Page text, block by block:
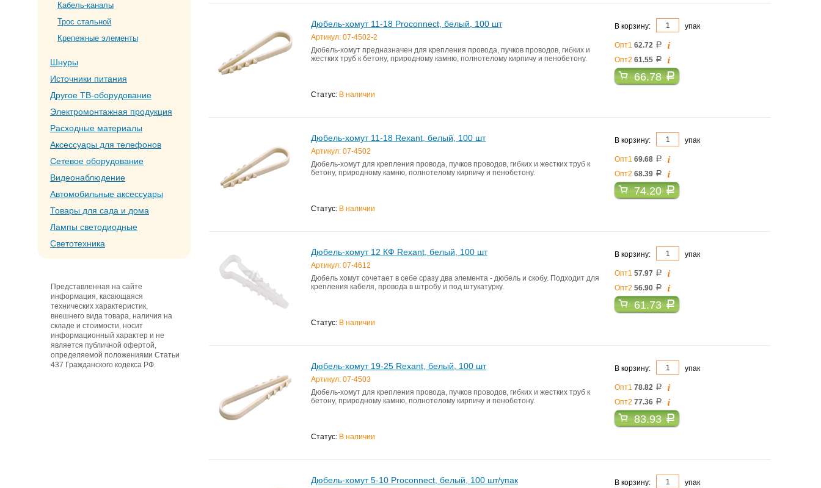
Кабель-каналы
Трос стальной
Крепежные элементы
Шнуры
Источники питания
Другое ТВ-оборудование
Электромонтажная продукция
Расходные материалы
Аксессуары для телефонов
Сетевое оборудование
Видеонаблюдение
Автомобильные аксессуары
Товары для сада и дома
Лампы светодиодные
Светотехника
Представленная на сайте
информация, касающаяся
технических характеристик,
внешнего вида товара, наличия на
складе и стоимости, носит
информационный характер и не
является публичной офертой,
определяемой положениями Статьи
437 Гражданского кодекса РФ.
Дюбель-хомут 11-18 Proconnect, белый, 100 шт
Артикул: 07-4502-2
Дюбель-хомут предназначен для крепления провода, пучков проводов, гибких и
жестких труб к бетону, природному камню, полнотелому кирпичу и пенобетону.
Статус: В наличии
В корзину: упак
Опт1 62.72 a i
Опт2 61.55 a i
66.78a
Дюбель-хомут 11-18 Rexant, белый, 100 шт
Артикул: 07-4502
Дюбель-хомут для крепления провода, пучков проводов, гибких и жестких труб к
бетону, природному камню, полнотелому кирпичу и пенобетону.
Статус: В наличии
В корзину: упак
Опт1 69.68 a i
Опт2 68.39 a i
74.20a
Дюбель-хомут 12 КФ Rexant, белый, 100 шт
Артикул: 07-4612
Дюбель хомут сочетает в себе сразу два элемента - дюбель и скобу. Подходит для
крепления кабеля, провода в штробу и под штукатурку.
Статус: В наличии
В корзину: упак
Опт1 57.97 a i
Опт2 56.90 a i
61.73a
Дюбель-хомут 19-25 Rexant, белый, 100 шт
Артикул: 07-4503
Дюбель-хомут для крепления провода, пучков проводов, гибких и жестких труб к
бетону, природному камню, полнотелому кирпичу и пенобетону.
Статус: В наличии
В корзину: упак
Опт1 78.82 a i
Опт2 77.36 a i
83.93a
Дюбель-хомут 5-10 Proconnect, белый, 100 шт/упак В корзину: упак